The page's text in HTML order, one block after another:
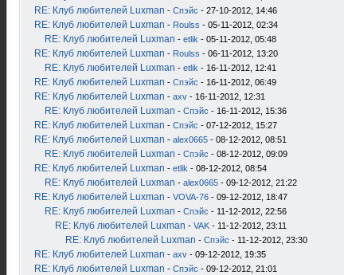
RE: Клуб любителей Luxman - Спэйс - 27-10-2012, 14:46
RE: Клуб любителей Luxman - Roulss - 05-11-2012, 02:34
RE: Клуб любителей Luxman - etlik - 05-11-2012, 05:48
RE: Клуб любителей Luxman - Roulss - 06-11-2012, 13:20
RE: Клуб любителей Luxman - etlik - 16-11-2012, 12:41
RE: Клуб любителей Luxman - Спэйс - 16-11-2012, 06:49
RE: Клуб любителей Luxman - axv - 16-11-2012, 12:31
RE: Клуб любителей Luxman - Спэйс - 16-11-2012, 15:36
RE: Клуб любителей Luxman - Спэйс - 07-12-2012, 15:27
RE: Клуб любителей Luxman - alex0665 - 08-12-2012, 08:51
RE: Клуб любителей Luxman - Спэйс - 08-12-2012, 09:09
RE: Клуб любителей Luxman - etlik - 08-12-2012, 08:54
RE: Клуб любителей Luxman - alex0665 - 09-12-2012, 21:22
RE: Клуб любителей Luxman - VOVA-76 - 09-12-2012, 18:47
RE: Клуб любителей Luxman - Спэйс - 11-12-2012, 22:56
RE: Клуб любителей Luxman - VAK - 11-12-2012, 23:11
RE: Клуб любителей Luxman - Спэйс - 11-12-2012, 23:30
RE: Клуб любителей Luxman - axv - 09-12-2012, 19:35
RE: Клуб любителей Luxman - Спэйс - 09-12-2012, 21:01